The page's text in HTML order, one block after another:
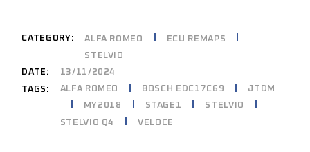
CATEGORY: ALFA ROMEO
ECU REMAPS
STELVIO
DATE:
13/11/2024
TAGS:
ALFA ROMEO BOSCH EDC17C69
JTDM
MY2018
STAGE1
STELVIO
STELVIO Q4
VELOCE